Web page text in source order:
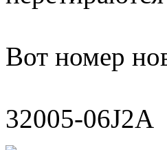
Вот номер
32005-06J2A